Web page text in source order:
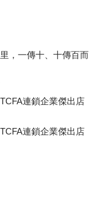
，一傳十、十傳百而
連鎖企業傑出店
連鎖企業傑出店